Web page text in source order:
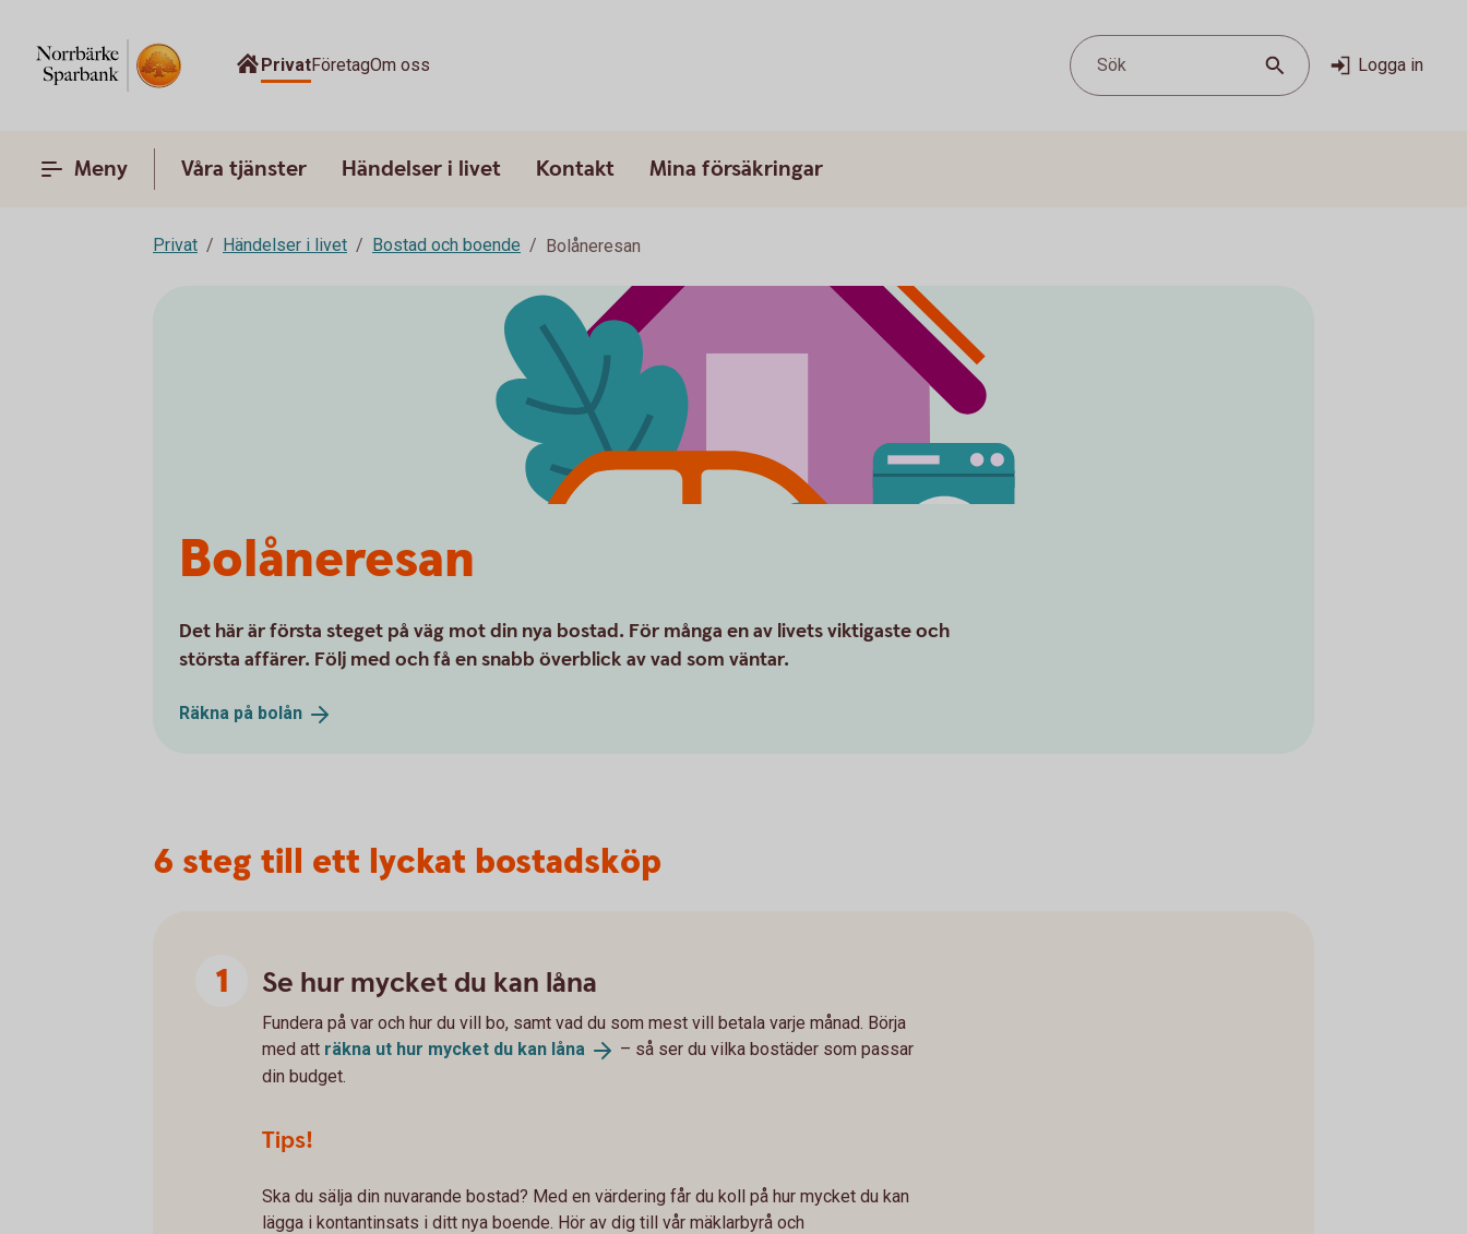
PrivatFöretagOm oss Sök Logga in
Meny Våra tjänster Händelser i livet Kontakt Mina försäkringar
Privat Händelser i livet Bostad och boende Bolåneresan
Bolåneresan
Det här är första steget på väg mot din nya bostad. För många en av livets viktigaste och
största affärer. Följ med och få en snabb överblick av vad som väntar.
Räkna på bolån
6 steg till ett lyckat bostadsköp
Se hur mycket du kan låna
Fundera på var och hur du vill bo, samt vad du som mest vill betala varje månad. Börja
med att räkna ut hur mycket du kan låna
– så ser du vilka bostäder som passar
din budget.
Tips!
Ska du sälja din nuvarande bostad? Med en värdering får du koll på hur mycket du kan
lägga i kontantinsats i ditt nya boende. Hör av dig till vår mäklarbyrå och